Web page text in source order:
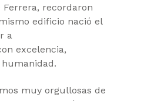
Ferrera, recordaron
edificio nació el
a
excelencia,
muy orgullosas de